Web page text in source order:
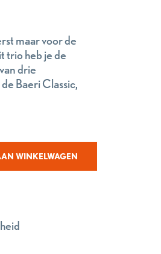
maar voor de
trio heb je de
drie
Baeri Classic,
leveren we op een
WINKELWAGEN